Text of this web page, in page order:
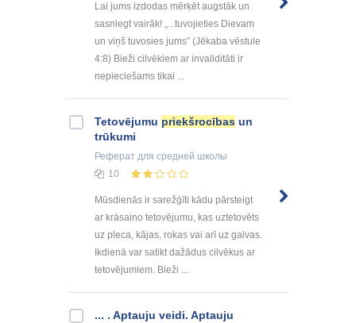
Lai jums izdodas mērķēt augstāk un
sasniegt vairāk! „...tuvojieties Dievam
un viņš tuvosies jums” (Jēkaba vēstule
4:8) Bieži cilvēkiem ar invaliditāti ir
nepieciešams tikai ...
Tetovējumu priekšrocības un
trūkumi
Реферат для средней школы
10
Mūsdienās ir sarežģīti kādu pārsteigt
ar krāsaino tetovējumu, kas uztetovēts
uz pleca, kājas, rokas vai arī uz galvas.
Ikdienā var satikt dažādus cilvēkus ar
tetovējumiem. Bieži ...
... . Aptauju veidi. Aptauju